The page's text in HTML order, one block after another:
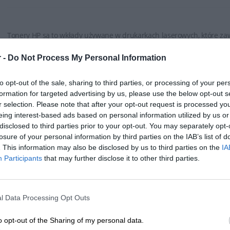
- Do Not Process My Personal Information
opt-out of the sale, sharing to third parties, or processing of your
for targeted advertising by us, please use the below opt-out
selection. Please note that after your opt-out request is processed
interest-based ads based on personal information utilized by us
to third parties prior to your opt-out. You may separately
of your personal information by third parties on the IAB’s list of
This information may also be disclosed by us to third parties on the
Participants that may further disclose it to other third parties.
Data Processing Opt Outs
opt-out of the Sharing of my personal data.
Tonery HP są to wkłady używane w drukarkach laserowych, które
HP oferuje różne rodzaje tonerów, w zależności od modelu
monochromatycznych (czarno-białych) oraz tonery do drukarek
oddzielnych kolorów (czarny, cyjan, magenta, żółty).
Tonery HP są dostępne w różnych pojemnościach, od
tonery mogą wydrukować większą ilość stron niż standardowe, co
dokumentów.
Tonery HP są zazwyczaj łatwe w instalacji. Producent zwykle
poprawnie zamontować toner w drukarce.
ROZWIŃ PEŁEN OPIS
SPECYFIKACJA